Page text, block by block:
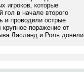
игроков, которые
гол в начале второго
и проводили острые
поражение от
Ласланд и Роль довели